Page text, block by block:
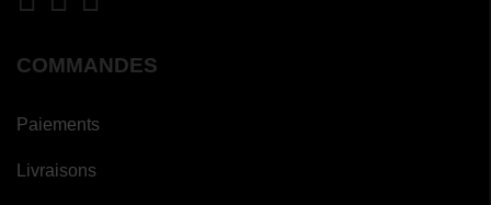
COMMANDES
Paiements
Livraisons